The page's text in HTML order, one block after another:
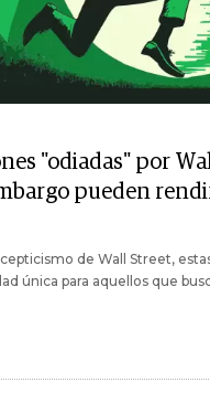
"odiadas" por
pueden
de Wall Street,
única para aquellos que